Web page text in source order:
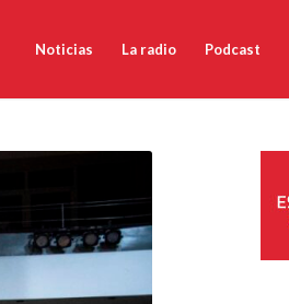
Noticias La radio Podcast